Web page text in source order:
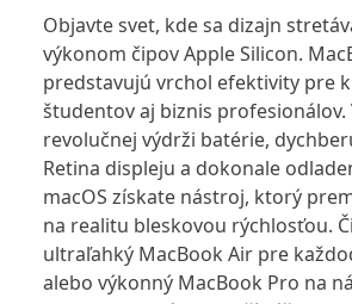
Objavte svet, kde sa dizajn
výkonom čipov Apple Silicon.
predstavujú vrchol efektivity pre
študentov aj biznis profesionálov.
revolučnej výdrži batérie,
Retina displeju a dokonale
macOS získate nástroj, ktorý
na realitu bleskovou rýchlosťou.
ultraľahký MacBook Air pre
alebo výkonný MacBook Pro na